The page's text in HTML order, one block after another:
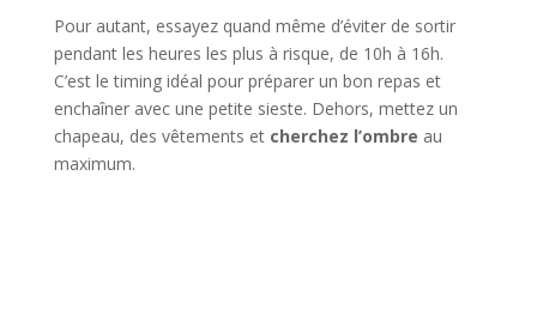
Pour autant, essayez quand même d’éviter de sortir
pendant les heures les plus à risque, de 10h à 16h.
C’est le timing idéal pour préparer un bon repas et
enchaîner avec une petite sieste. Dehors, mettez un
chapeau, des vêtements et cherchez l’ombre au
maximum.